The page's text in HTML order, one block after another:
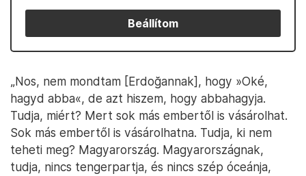
Beállítom
„Nos, nem mondtam [Erdoğannak], hogy »Oké,
hagyd abba«, de azt hiszem, hogy abbahagyja.
Tudja, miért? Mert sok más embertől is vásárolhat.
Sok más embertől is vásárolhatna. Tudja, ki nem
teheti meg? Magyarország. Magyarországnak,
tudja, nincs tengerpartja, és nincs szép óceánja,